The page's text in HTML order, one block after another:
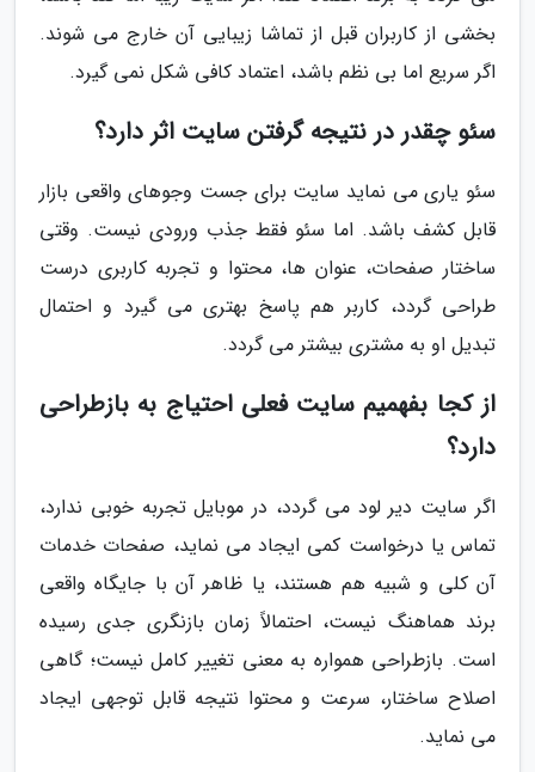
بخشی از کاربران قبل از تماشا زیبایی آن خارج می شوند.
اگر سریع اما بی نظم باشد، اعتماد کافی شکل نمی گیرد.
سئو چقدر در نتیجه گرفتن سایت اثر دارد؟
سئو یاری می نماید سایت برای جست وجوهای واقعی بازار
قابل کشف باشد. اما سئو فقط جذب ورودی نیست. وقتی
ساختار صفحات، عنوان ها، محتوا و تجربه کاربری درست
طراحی گردد، کاربر هم پاسخ بهتری می گیرد و احتمال
تبدیل او به مشتری بیشتر می گردد.
از کجا بفهمیم سایت فعلی احتیاج به بازطراحی
دارد؟
اگر سایت دیر لود می گردد، در موبایل تجربه خوبی ندارد،
تماس یا درخواست کمی ایجاد می نماید، صفحات خدمات
آن کلی و شبیه هم هستند، یا ظاهر آن با جایگاه واقعی
برند هماهنگ نیست، احتمالاً زمان بازنگری جدی رسیده
است. بازطراحی همواره به معنی تغییر کامل نیست؛ گاهی
اصلاح ساختار، سرعت و محتوا نتیجه قابل توجهی ایجاد
می نماید.